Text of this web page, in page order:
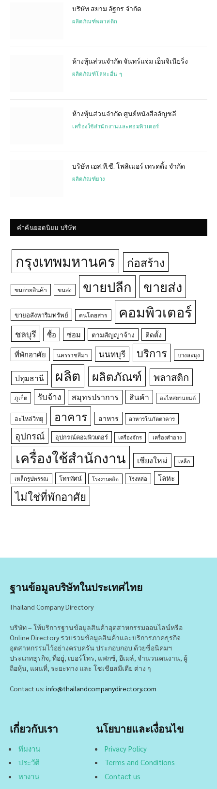
บริษัท สยาม อัฐกร จำกัด
ผลิตภัณฑ์พลาสติก
ห้างหุ้นส่วนจำกัด จันทร์แจ่ม เอ็นจิเนียริ่ง
ผลิตภัณฑ์โลหะอื่น ๆ
ห้างหุ้นส่วนจำกัด ศูนย์หนังสืออัญชลี
เครื่องใช้สำนักงานและคอมพิวเตอร์
บริษัท เอส.ที.ซี. โพลิเมอร์ เทรดดิ้ง จำกัด
ผลิตภัณฑ์ยาง
คำค้นยอดนิยม บริษัท
กรุงเทพมหานคร ก่อสร้าง
ขนถ่ายสินค้า ขนส่ง ขายปลีก ขายส่ง
ขายอสังหาริมทรัพย์ คนโดยสาร คอมพิวเตอร์
ชลบุรี ซื้อ ซ่อม ตามสัญญาจ้าง ติดตั้ง
ที่พักอาศัย นครราชสีมา นนทบุรี บริการ บางละมุง
ปทุมธานี ผลิต ผลิตภัณฑ์ พลาสติก
ภูเก็ต รับจ้าง สมุทรปราการ สินค้า อะไหล่ยานยนต์
อะไหล่วิทยุ อาคาร อาหาร อาหารในภัตตาคาร
อุปกรณ์ อุปกรณ์คอมพิวเตอร์ เครื่องจักร เครื่องสำอาง
เครื่องใช้สำนักงาน เชียงใหม่ เหล็ก
เหล็กรูปพรรณ โทรทัศน์ โรงงานผลิต โรงหล่อ โลหะ
ไม่ใช่ที่พักอาศัย
ฐานข้อมูลบริษัทในประเทศไทย
Thailand Company Directory
บริษัท – ให้บริการฐานข้อมูลสินค้าอุตสาหกรรมออนไลน์หรือ
Online Directory รวบรวมข้อมูลสินค้าและบริการภาคธุรกิจ
อุตสาหกรรมไว้อย่างครบครัน ประกอบกอบ ด้วยชื่อนิคมฯ
ประเภทธุรกิจ, ที่อยู่, เบอร์โทร, แฟกซ์, อีเมล์, จำนวนคนงาน, ผู้
ถือหุ้น, แผนที่, ระยะทาง และ โซเชียลมีเดีย ต่าง ๆ
Contact us: info@thailandcompanydirectory.com
เกี่ยวกับเรา
ทีมงาน
ประวัติ
หางาน
นโยบายและเงื่อนไข
Privacy Policy
Terms and Conditions
Contact us